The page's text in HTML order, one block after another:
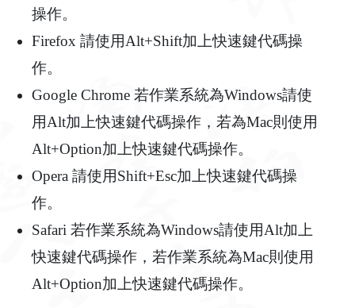
操作。
Firefox 請使用Alt+Shift加上快速鍵代碼操
作。
Google Chrome 若作業系統為Windows請使
用Alt加上快速鍵代碼操作，若為Mac則使用
Alt+Option加上快速鍵代碼操作。
Opera 請使用Shift+Esc加上快速鍵代碼操
作。
Safari 若作業系統為Windows請使用Alt加上
快速鍵代碼操作，若作業系統為Mac則使用
Alt+Option加上快速鍵代碼操作。